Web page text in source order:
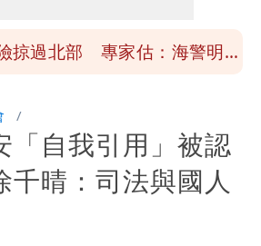
一整桌卡盒
掠過北部 專家估：海警明發
代」 捐500萬獎學金延續愛
逼近！鄭明典示警「恐遇黑潮
分歧藏警訊：不利強度維持
「自我引用」被認
晴：司法與國人